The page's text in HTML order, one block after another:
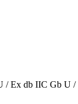
/ Ex db IIC Gb U